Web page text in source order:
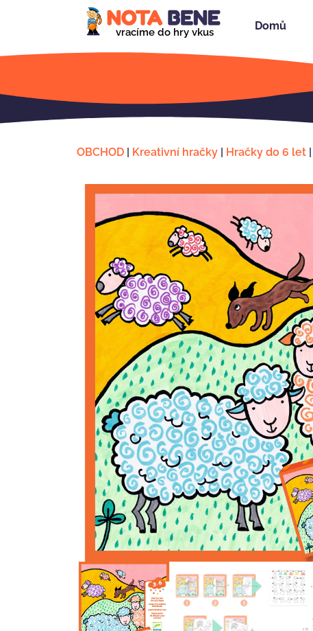
vracíme do hry vkus
Domů
OBCHOD | Kreativní hračky | Hračky do 6 let |